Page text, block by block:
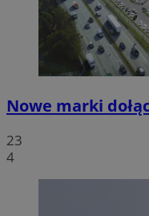
Nowe marki
23
4